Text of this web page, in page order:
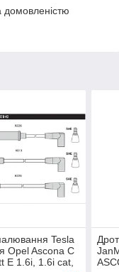
домовленістю
Tesla
Opel Ascona C
E 1.6i, 1.6i cat,